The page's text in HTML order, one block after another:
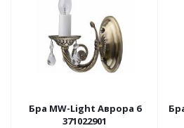
Бра MW-Light Аврора 6
371022901